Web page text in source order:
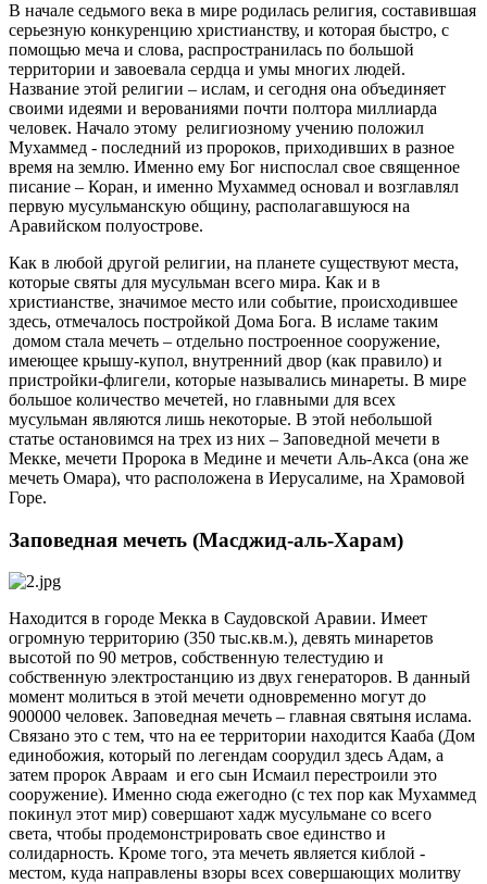
В начале седьмого века в мире родилась религия, составившая
серьезную конкуренцию христианству, и которая быстро, с
помощью меча и слова, распространилась по большой
территории и завоевала сердца и умы многих людей.
Название этой религии – ислам, и сегодня она объединяет
своими идеями и верованиями почти полтора миллиарда
человек. Начало этому религиозному учению положил
Мухаммед - последний из пророков, приходивших в разное
время на землю. Именно ему Бог ниспослал свое священное
писание – Коран, и именно Мухаммед основал и возглавлял
первую мусульманскую общину, располагавшуюся на
Аравийском полуострове.
Как в любой другой религии, на планете существуют места,
которые святы для мусульман всего мира. Как и в
христианстве, значимое место или событие, происходившее
здесь, отмечалось постройкой Дома Бога. В исламе таким
домом стала мечеть – отдельно построенное сооружение,
имеющее крышу-купол, внутренний двор (как правило) и
пристройки-флигели, которые назывались минареты. В мире
большое количество мечетей, но главными для всех
мусульман являются лишь некоторые. В этой небольшой
статье остановимся на трех из них – Заповедной мечети в
Мекке, мечети Пророка в Медине и мечети Аль-Акса (она же
мечеть Омара), что расположена в Иерусалиме, на Храмовой
Горе.
Заповедная мечеть (Масджид-аль-Харам)
Находится в городе Мекка в Саудовской Аравии. Имеет
огромную территорию (350 тыс.кв.м.), девять минаретов
высотой по 90 метров, собственную телестудию и
собственную электростанцию из двух генераторов. В данный
момент молиться в этой мечети одновременно могут до
900000 человек. Заповедная мечеть – главная святыня ислама.
Связано это с тем, что на ее территории находится Кааба (Дом
единобожия, который по легендам соорудил здесь Адам, а
затем пророк Авраам и его сын Исмаил перестроили это
сооружение). Именно сюда ежегодно (с тех пор как Мухаммед
покинул этот мир) совершают хадж мусульмане со всего
света, чтобы продемонстрировать свое единство и
солидарность. Кроме того, эта мечеть является киблой -
местом, куда направлены взоры всех совершающих молитву